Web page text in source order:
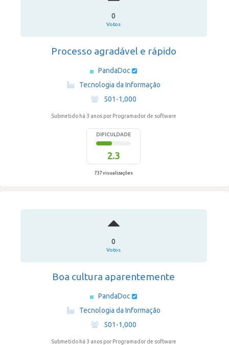
0
Votos
Processo agradável e rápido
PandaDoc
Tecnologia da Informação
·
501-1,000
Submetido há 3 anos por Programador de software
DIFICULDADE
2.3
737 visualizações
0
Votos
Boa cultura aparentemente
PandaDoc
Tecnologia da Informação
·
501-1,000
Submetido há 3 anos por Programador de software